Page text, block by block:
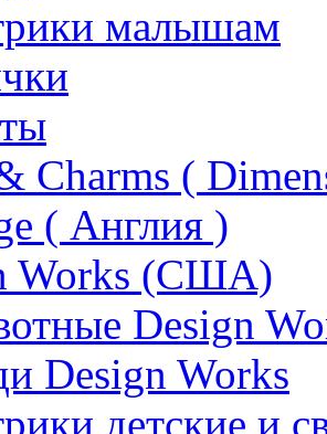
малышам
Charms (
( Англия )
Works (США)
Design
Design Works
детские и